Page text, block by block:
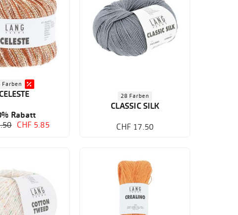
Farben
Rabatt
CHF 5.85
28 Farben
CLASSIC SILK
CHF 17.50